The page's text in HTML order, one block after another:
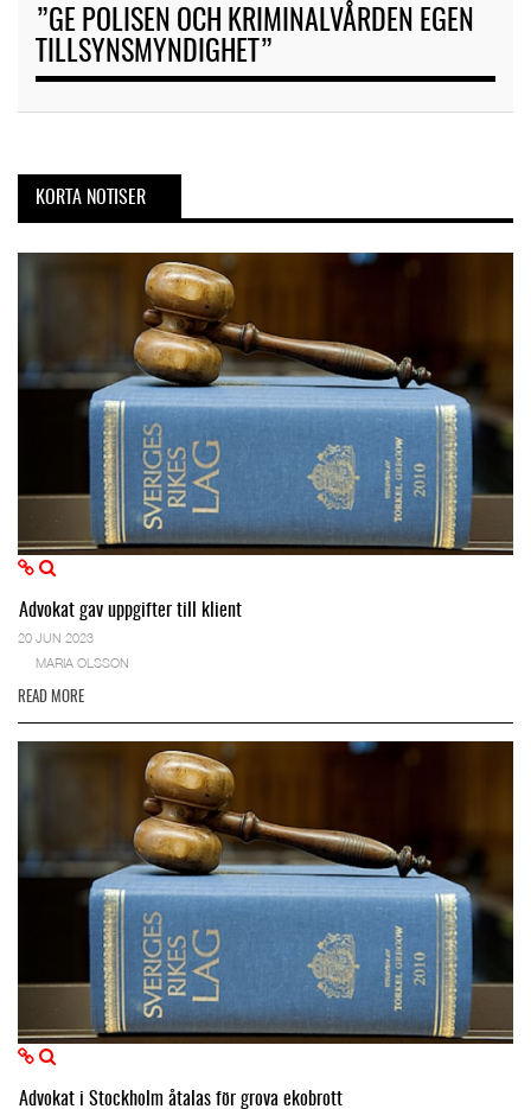
”GE POLISEN OCH KRIMINALVÅRDEN EGEN
TILLSYNSMYNDIGHET”
KORTA NOTISER
Advokat gav uppgifter till klient
20 JUN 2023
MARIA OLSSON
READ MORE
Advokat i Stockholm åtalas för grova ekobrott